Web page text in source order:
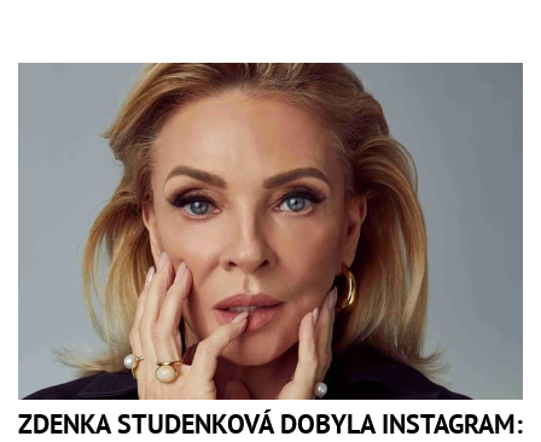
ZDENKA STUDENKOVÁ DOBYLA INSTAGRAM: